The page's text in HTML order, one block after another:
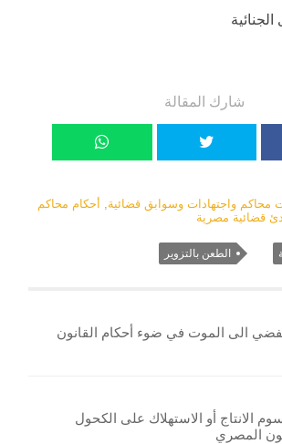
شارك المقالة
محاكم واجتهادات وسوابق قضائية, أحكام محاكم
قضائية مصرية
الطعن بالتزوير
الى الموت في ضوء أحكام القانون
الانتاج أو الاستهلاك على الكحول
المصري